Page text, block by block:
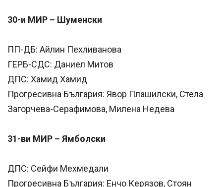
30-и МИР – Шуменски
ПП-ДБ: Айлин Пехливанова
ГЕРБ-СДС: Даниел Митов
ДПС: Хамид Хамид
Прогресивна България: Явор Плашилски, Стела
Загорчева-Серафимова, Милена Недева
31-ви МИР – Ямболски
ДПС: Сейфи Мехмедали
Прогресивна България: Енчо Керязов, Стоян